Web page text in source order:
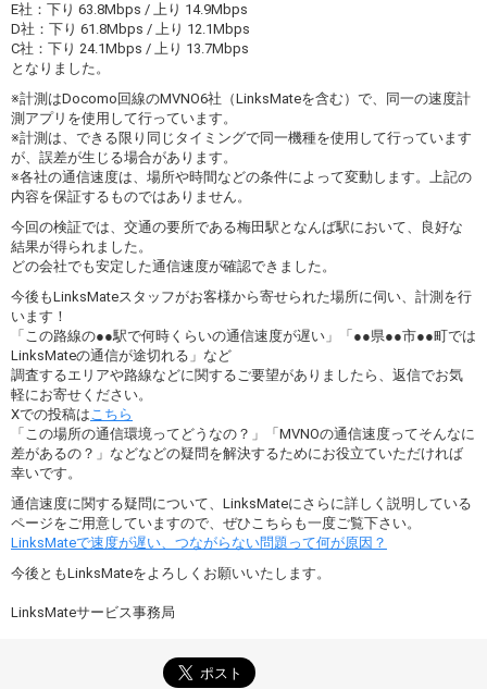
E社：下り 63.8Mbps / 上り 14.9Mbps
D社：下り 61.8Mbps / 上り 12.1Mbps
C社：下り 24.1Mbps / 上り 13.7Mbps
となりました。
※計測はDocomo回線のMVNO6社（LinksMateを含む）で、同一の速度計
測アプリを使用して行っています。
※計測は、できる限り同じタイミングで同一機種を使用して行っています
が、誤差が生じる場合があります。
※各社の通信速度は、場所や時間などの条件によって変動します。上記の
内容を保証するものではありません。
今回の検証では、交通の要所である梅田駅となんば駅において、良好な
結果が得られました。
どの会社でも安定した通信速度が確認できました。
今後もLinksMateスタッフがお客様から寄せられた場所に伺い、計測を行
います！
「この路線の●●駅で何時くらいの通信速度が遅い」「●●県●●市●●町では
LinksMateの通信が途切れる」など
調査するエリアや路線などに関するご要望がありましたら、返信でお気
軽にお寄せください。
Xでの投稿はこちら
「この場所の通信環境ってどうなの？」「MVNOの通信速度ってそんなに
差があるの？」などなどの疑問を解決するためにお役立ていただければ
幸いです。
通信速度に関する疑問について、LinksMateにさらに詳しく説明している
ページをご用意していますので、ぜひこちらも一度ご覧下さい。
LinksMateで速度が遅い、つながらない問題って何が原因？
今後ともLinksMateをよろしくお願いいたします。
LinksMateサービス事務局